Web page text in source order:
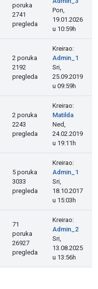
poruka
2741
pregleda
Pon,
19.01.2026
u 10:59h
2 poruka
2192
pregleda
Kreirao:
Admin_1
Sri,
25.09.2019
u 09:59h
2 poruka
2243
pregleda
Kreirao:
Matilda
Ned,
24.02.2019
u 19:11h
5 poruka
3033
pregleda
Kreirao:
Admin_1
Sri,
18.10.2017
u 15:03h
71
poruka
26927
pregleda
Kreirao:
Admin_2
Sri,
13.08.2025
u 13:56h